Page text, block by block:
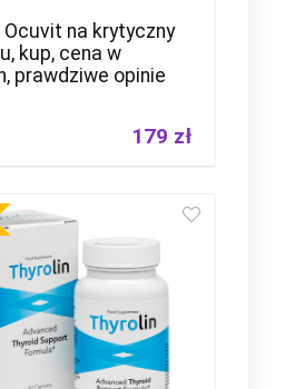
Ocuvit na krytyczny
kup, cena w
prawdziwe opinie
179 zł